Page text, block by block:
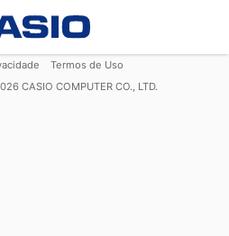
Termos de Uso
CASIO COMPUTER CO., LTD.